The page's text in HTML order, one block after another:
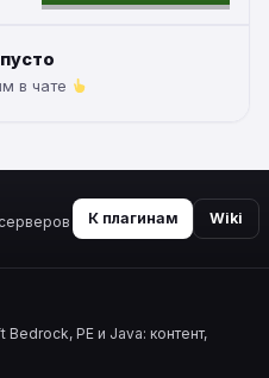
в чате
К плагинам Wiki
PE и Java: контент,